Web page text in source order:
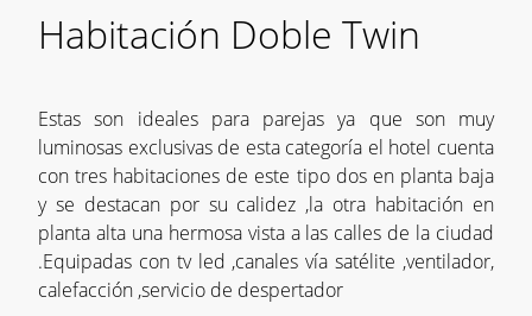
Habitación Doble Twin
Estas son ideales para parejas ya que son muy
luminosas exclusivas de esta categoría el hotel cuenta
con tres habitaciones de este tipo dos en planta baja
y se destacan por su calidez ,la otra habitación en
planta alta una hermosa vista a las calles de la ciudad
.Equipadas con tv led ,canales vía satélite ,ventilador,
calefacción ,servicio de despertador